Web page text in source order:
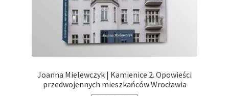
Joanna Mielewczyk | Kamienice 2. Opowieści
przedwojennych mieszkańców Wrocławia